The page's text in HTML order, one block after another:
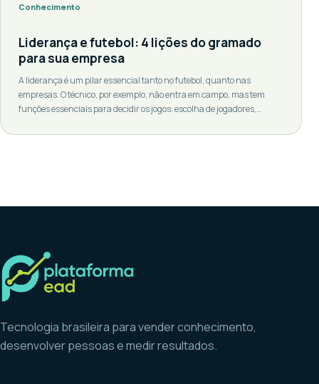
Conhecimento
Liderança e futebol: 4 lições do gramado
para sua empresa
A liderança é um pilar essencial tanto no futebol, quanto nas
empresas. O técnico, por exemplo, não entra em campo, mas tem
funções essenciais para decidir os jogos: escolha de jogadores,
tem uma responsabilidade importante: manter o time alinhado e
Tecnologia brasileira para vender conhecimento,
desenvolver pessoas e medir resultados.